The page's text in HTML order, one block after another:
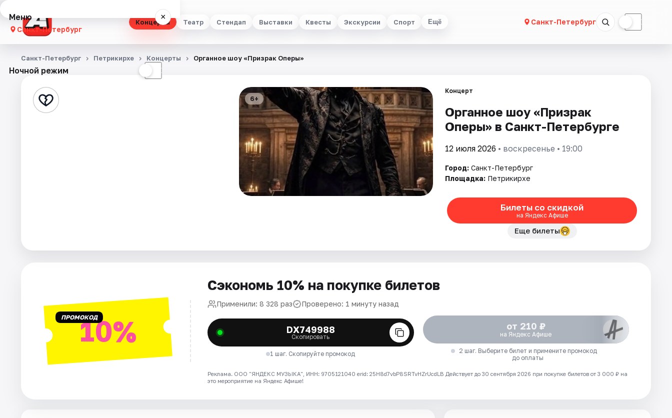
Концерты Театр Стендап Выставки Квесты Экскурсии Спорт Ещё Санкт-Петербург ☾
Меню ×
Санкт-Петербург
Концерты
Стендап
Города
Рейтинги
Ночной режим ☾
Санкт-Петербург Петрикирхе Концерты Органное шоу «Призрак Оперы»
6+
Концерт
Органное шоу «Призрак
Оперы» в Санкт-Петербурге
12 июля 2026 • воскресенье • 19:00
Город: Санкт-Петербург
Площадка: Петрикирхе
Билеты со скидкой
на Яндекс Афише
Еще билеты
ПРОМОКОД10%
Сэкономь 10% на покупке билетов
Применили: 8 328 раз Проверено: 1 минуту назад
DX749988
Скопировать
1 шаг. Скопируйте промокод
от 210 ₽
на Яндекс Афише
2 шаг. Выберите билет и примените промокод
до оплаты
Реклама. ООО "ЯНДЕКС МУЗЫКА", ИНН: 9705121040 erid: 25H8d7vbP8SRTvHZrUcdLB Действует до 30 сентября 2026 при покупке билетов от 3 000 ₽ на
это мероприятие на Яндекс Афише!